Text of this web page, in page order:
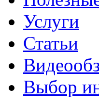
Услуги
Статьи
Выбор